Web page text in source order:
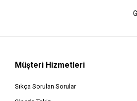
Müşteri Hizmetleri
Sıkça Sorulan Sorular